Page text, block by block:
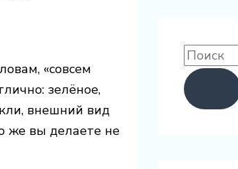
«совсем
зелёное,
внешний вид
же вы делаете не